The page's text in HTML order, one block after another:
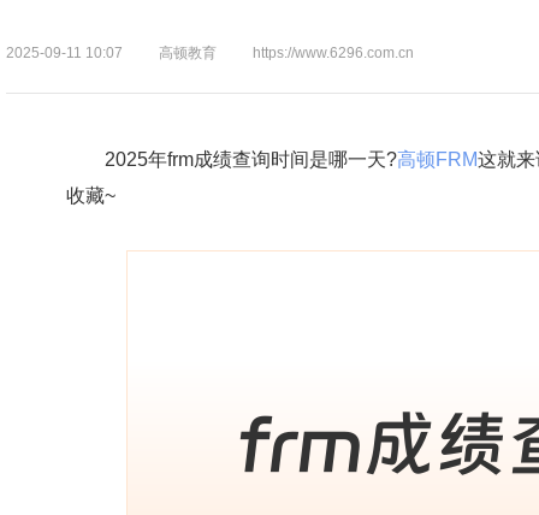
2025-09-11 10:07 高顿教育 https://www.6296.com.cn
2025年frm成绩查询时间是哪一天?高顿FRM这就
收藏~